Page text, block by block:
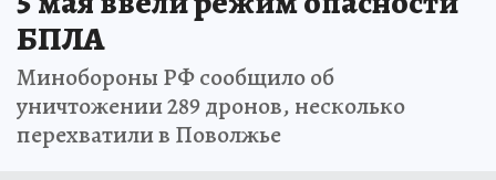
БПЛА
Минобороны РФ сообщило об
уничтожении 289 дронов, несколько
перехватили в Поволжье